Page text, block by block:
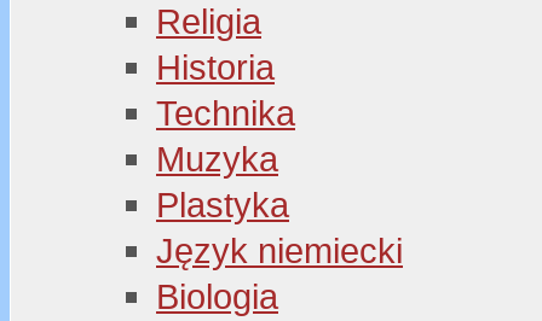
Religia
Historia
Technika
Muzyka
Plastyka
Język niemiecki
Biologia